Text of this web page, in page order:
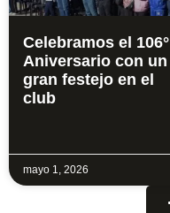
Celebramos el 106°
Aniversario con un
gran festejo en el
club
mayo 1, 2026